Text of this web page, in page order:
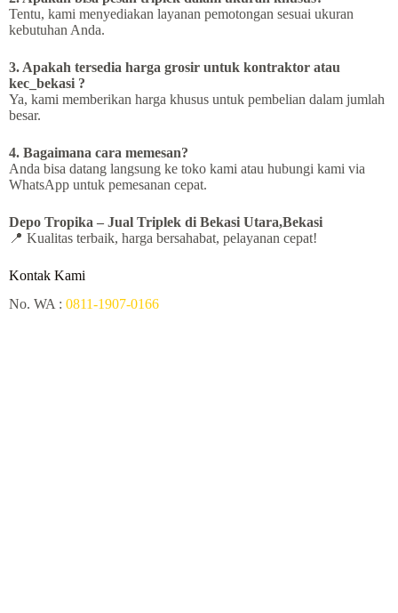
Tentu, kami menyediakan layanan pemotongan sesuai ukuran
kebutuhan Anda.
3. Apakah tersedia harga grosir untuk kontraktor atau
kec_bekasi ?
Ya, kami memberikan harga khusus untuk pembelian dalam jumlah
besar.
4. Bagaimana cara memesan?
Anda bisa datang langsung ke toko kami atau hubungi kami via
WhatsApp untuk pemesanan cepat.
Depo Tropika – Jual Triplek di Bekasi Utara,Bekasi
📍 Kualitas terbaik, harga bersahabat, pelayanan cepat!
Kontak Kami
No. WA : 0811-1907-0166